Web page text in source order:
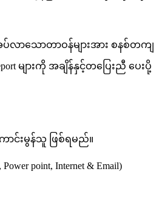
ာသောတာဝန်များအား စနစ်တကျ
များကို အချိန်နှင့်တပြေးညီ ပေးပို့
ာင်းမွန်သူ ဖြစ်ရမည်။
Power point, Internet & Email)